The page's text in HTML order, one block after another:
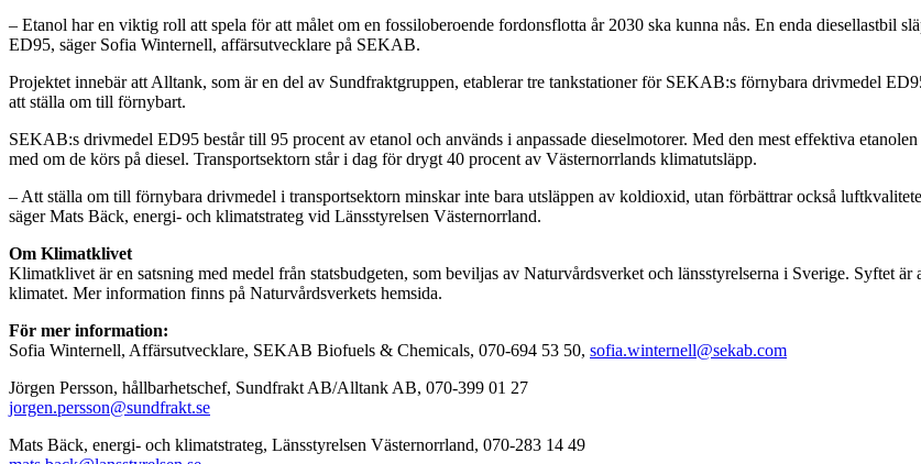
– Etanol har en viktig roll att spela för att målet om en fossiloberoende fordonsflotta år 2030 ska kunna nås. En enda diesellastbil
ED95, säger Sofia Winternell, affärsutvecklare på SEKAB.
Projektet innebär att Alltank, som är en del av Sundfraktgruppen, etablerar tre tankstationer för SEKAB:s förnybara drivmedel
att ställa om till förnybart.
SEKAB:s drivmedel ED95 består till 95 procent av etanol och används i anpassade dieselmotorer. Med den mest effektiva
med om de körs på diesel. Transportsektorn står i dag för drygt 40 procent av Västernorrlands klimatutsläpp.
– Att ställa om till förnybara drivmedel i transportsektorn minskar inte bara utsläppen av koldioxid, utan förbättrar också
säger Mats Bäck, energi- och klimatstrateg vid Länsstyrelsen Västernorrland.
Om Klimatklivet
Klimatklivet är en satsning med medel från statsbudgeten, som beviljas av Naturvårdsverket och länsstyrelserna i Sverige. Syftet
klimatet. Mer information finns på Naturvårdsverkets hemsida.
För mer information:
Sofia Winternell, Affärsutvecklare, SEKAB Biofuels & Chemicals, 070-694 53 50, sofia.winternell@sekab.com
Jörgen Persson, hållbarhetschef, Sundfrakt AB/Alltank AB, 070-399 01 27
jorgen.persson@sundfrakt.se
Mats Bäck, energi- och klimatstrateg, Länsstyrelsen Västernorrland, 070-283 14 49